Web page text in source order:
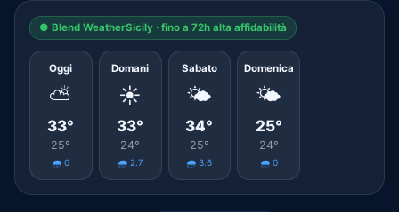
● Blend WeatherSicily · fino a 72h alta affidabilità
Oggi
⛅
33°
25°
🌧️ 0
Domani
☀️
33°
24°
🌧️ 2.7
Sabato
🌤️
34°
25°
🌧️ 3.6
Domenica
🌤️
25°
24°
🌧️ 0